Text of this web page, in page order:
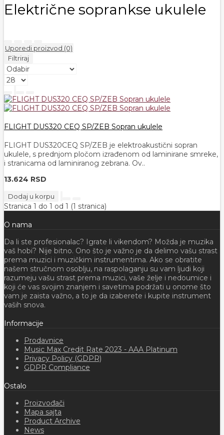
Električne soprankse ukulele
Uporedi proizvod (0)
Filtriraj
FLIGHT DUS320 CEQ SP/ZEB Sopran ukulele
FLIGHT DUS320CEQ SP/ZEB je elektroakustični sopran
ukulele, s prednjom pločom izrađenom od laminirane smreke,
i stranicama od laminiranog zebrana. Ov..
13.624 RSD
Dodaj u korpu
Stranica 1 do 1 od 1 (1 stranica)
O nama
Da li ste profesionalac? Igrate li vikendom? Možda je muzika
vaš hobi? Nije bitno. Ono što je važno je da delimo vašu strast
prema muzici i muzičkim instrumentima. Ako se obratite
našem stručnom osoblju, na raspolaganju su vam ljudi koji
razumeju vašu strast prema muzici, vaše želje i nedoumice i
koji će vas svojim znanjem i savetima podržati u onome što
vam je zaista važno, a to je da izaberete i kupite instrument
vaših snova.
Informacije
Prodavnice
Music Max Credit Rate 2023 - AAA Platinum
Privacy Policy (GDPR)
GDPR Compliance
Ostalo
Proizvođači
Mapa sajta
Product Archive
News